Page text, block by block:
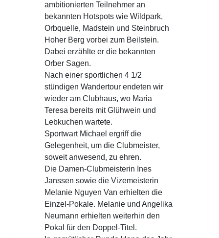
Rückblick
Jahreshauptversammlung
am 10.04.2026
Am 10.04.26 trafen sich 25 Mitglieder
im Clubhaus zur
Jahreshauptversammlung.
Der bisherige 1. Vorsitzende Dr.
Ulrich Dehmer blickte auf ein
erfolgreiches Jahr zurück. Er bekam
die Ehrenmitgliedschaft des Vereins
verliehen.
Nachfolger wurde Michael Huth,
Sportwart wurde Andreas Rieger.
Weiterhin wurden
Satzungsänderungen beschlossen
und der Vorstand wird versuchen,
Zuschüsse für einen Umbau der
Plätze auf Kunstsand zu bekommen.
Link zum Protokoll der JHV: